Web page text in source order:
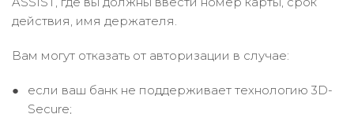
действия, имя держателя.
Вам могут отказать от авторизации в случае:
если ваш банк не поддерживает технологию 3D-
Secure;